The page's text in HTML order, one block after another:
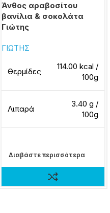
Άνθος αραβοσίτου
βανίλια & σοκολάτα
Γιώτης
ΓΙΩΤΗΣ
Θερμίδες
114.00 kcal /
100g
Λιπαρά
3.40 g /
100g
Διαβάστε περισσότερα